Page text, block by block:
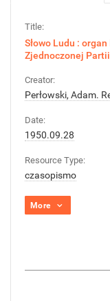
Title:
Słowo Ludu :
Zjednoczonej
Creator:
Perłowski, Adam.
Date:
1950.09.28
Resource Type:
czasopismo
More